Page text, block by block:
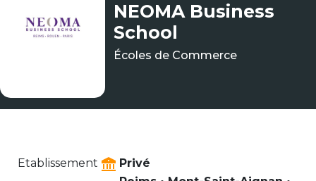
NEOMA Business
School
Écoles de Commerce
Etablissement
Privé